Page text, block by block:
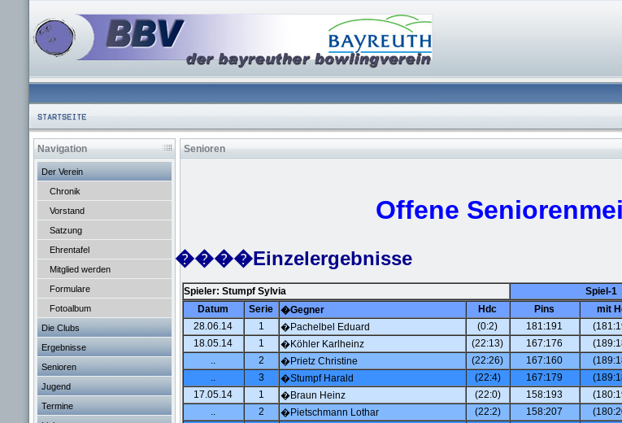
Navigation
Der Verein
Chronik
Vorstand
Satzung
Ehrentafel
Mitglied werden
Formulare
Fotoalbum
Die Clubs
Ergebnisse
Senioren
Jugend
Termine
Senioren
Offene
����Einzelergebnisse
Spieler: Stumpf Sylvia Spiel-1
Datum
Serie �Gegner Hdc Pins mit
28.06.14
1 �Pachelbel Eduard (0:2) 181:191
18.05.14
1 �Köhler Karlheinz (22:13) 167:176
..
2 �Prietz Christine (22:26) 167:160
..
3 �Stumpf Harald (22:4) 167:179
17.05.14
1 �Braun Heinz (22:0) 158:193
..
2 �Pietschmann Lothar (22:2) 158:207